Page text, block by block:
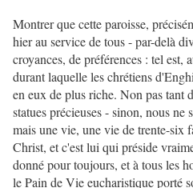
Montrer que cette paroisse,
hier au service de tous - par-delà
croyances, de préférences : tel est,
durant laquelle les chrétiens
en eux de plus riche. Non pas tant
statues précieuses - sinon, nous ne
mais une vie, une vie de trente-six
Christ, et c'est lui qui préside
donné pour toujours, et à tous les
le Pain de Vie eucharistique porté